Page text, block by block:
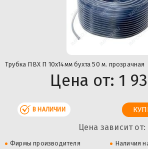
Трубка ПВХ П 10х14мм бухта 50 м. прозрачная
Цена от: 1
В НАЛИЧИИ
Цена зависит от:
Фирмы производителя
Наличия